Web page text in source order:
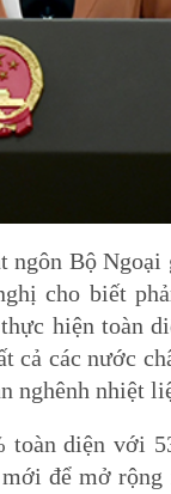
Bộ
cho biết
hiện toàn
các nước
nghênh nhiệt
diện với
để mở rộng